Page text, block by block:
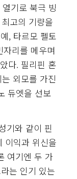
기로 북극 빙
고의 기량을
, 타르모 펠토
자리를 메우며
다. 필리핀 혼
외모를 가진
듀엣을 선보
기와 같이 핀
이익과 위신을
여기엔 두 가
는 인기 있는